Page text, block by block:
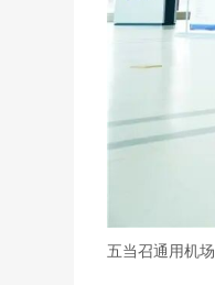
五当召通用机